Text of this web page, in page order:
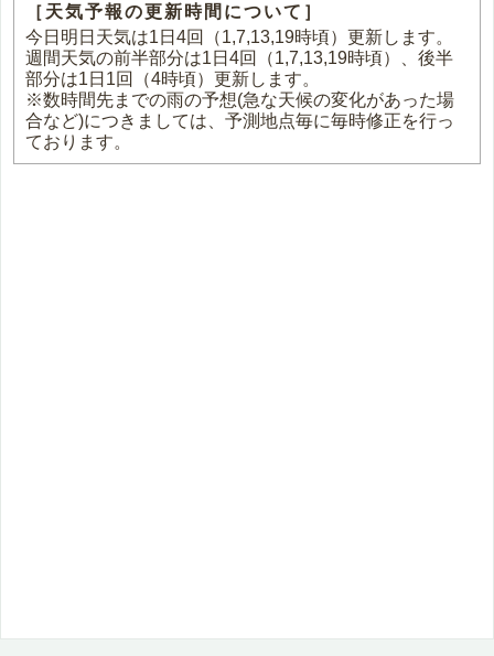
［天気予報の更新時間について］
今日明日天気は1日4回（1,7,13,19時頃）更新します。
週間天気の前半部分は1日4回（1,7,13,19時頃）、後半
部分は1日1回（4時頃）更新します。
※数時間先までの雨の予想(急な天候の変化があった場
合など)につきましては、予測地点毎に毎時修正を行っ
ております。